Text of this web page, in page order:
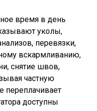
время в день
уколы,
перевязки,
вскармливанию,
снятие швов,
частную
переплачивает
доступны